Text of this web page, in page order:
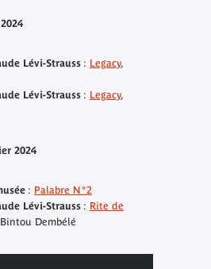
Lévi-Strauss: Legacy,
Lévi-Strauss: Legacy,
2024
: Palabre N°2
Lévi-Strauss: Rite de
Dembélé